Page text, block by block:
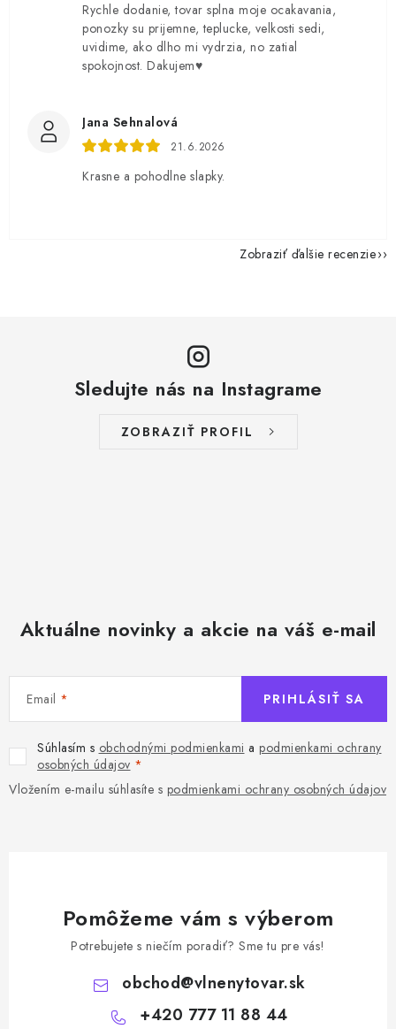
Rychle dodanie, tovar splna moje ocakavania,
ponozky su prijemne, teplucke, velkosti sedi,
uvidime, ako dlho mi vydrzia, no zatial
spokojnost. Dakujem♥️
Jana Sehnalová
21.6.2026
Krasne a pohodlne slapky.
Zobraziť ďalšie recenzie
Sledujte nás na Instagrame
ZOBRAZIŤ PROFIL
Aktuálne novinky a akcie na váš e-mail
Email
Súhlasím s obchodnými podmienkami a podmienkami ochrany
osobných údajov
Vložením e-mailu súhlasíte s podmienkami ochrany osobných údajov
PRIHLÁSIŤ SA
Pomôžeme vám s výberom
Potrebujete s niečím poradiť? Sme tu pre vás!
obchod@vlnenytovar.sk
+420 777 11 88 44